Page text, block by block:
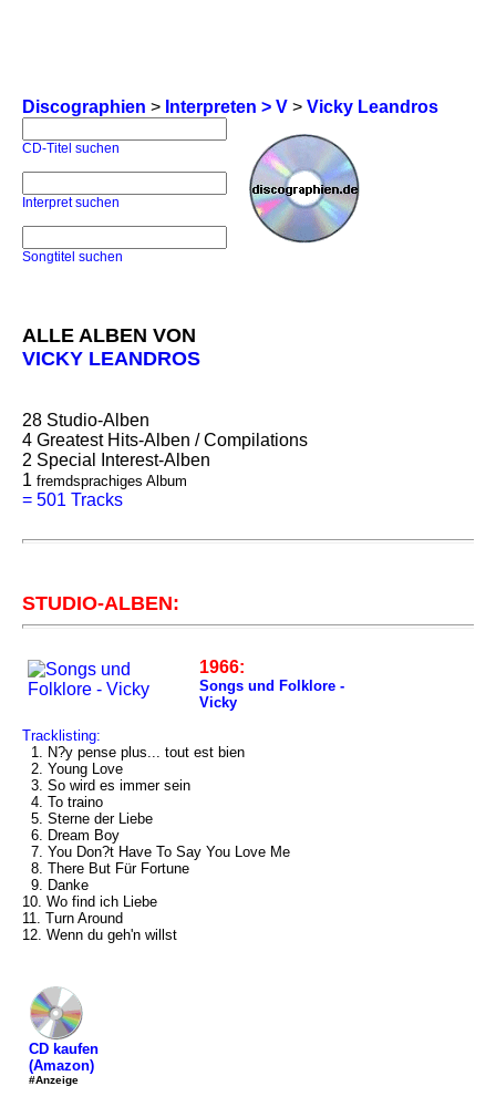
Discographien > Interpreten > V > Vicky Leandros
CD-Titel suchen
Interpret suchen
Songtitel suchen
ALLE ALBEN VON
VICKY LEANDROS
28 Studio-Alben
4 Greatest Hits-Alben / Compilations
2 Special Interest-Alben
1 fremdsprachiges Album
= 501 Tracks
STUDIO-ALBEN:
1966:
Songs und Folklore -
Vicky
Tracklisting:
1. N?y pense plus... tout est bien
2. Young Love
3. So wird es immer sein
4. To traino
5. Sterne der Liebe
6. Dream Boy
7. You Don?t Have To Say You Love Me
8. There But Für Fortune
9. Danke
10. Wo find ich Liebe
11. Turn Around
12. Wenn du geh'n willst
CD kaufen
(Amazon)
#Anzeige